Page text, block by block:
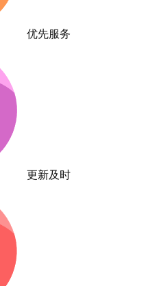
优先服务
更新及时